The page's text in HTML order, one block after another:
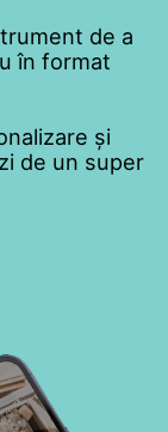
de a
în format
și
de un super